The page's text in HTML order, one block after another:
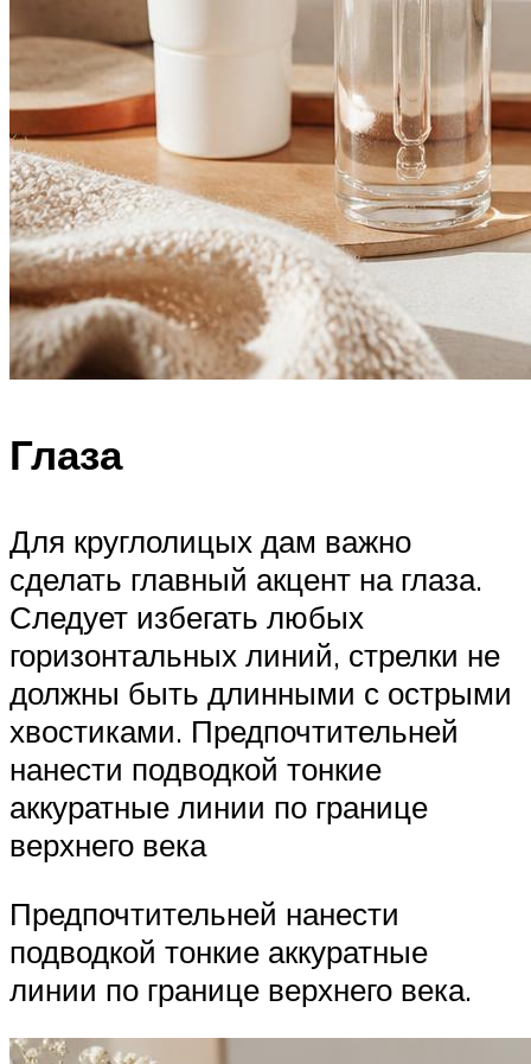
Глаза
Для круглолицых дам важно
сделать главный акцент на глаза.
Следует избегать любых
горизонтальных линий, стрелки не
должны быть длинными с острыми
хвостиками. Предпочтительней
нанести подводкой тонкие
аккуратные линии по границе
верхнего века
Предпочтительней нанести
подводкой тонкие аккуратные
линии по границе верхнего века.